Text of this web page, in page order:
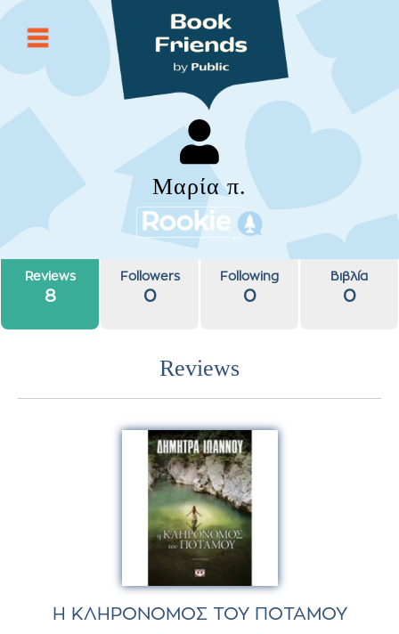
Μαρία π.
Reviews
8
Followers
0
Following
0
Βιβλία
0
Reviews
Η ΚΛΗΡΟΝΟΜΟΣ ΤΟΥ ΠΟΤΑΜΟΥ